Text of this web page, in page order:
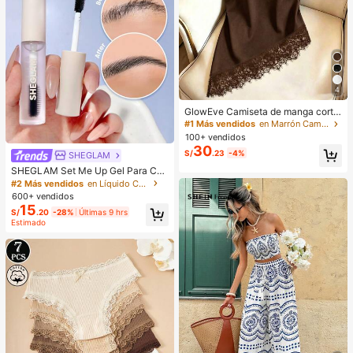
SHEGLAM
SHEGLAM Set Me Up Gel Para Cej
as Marca De Belleza CosméTica M
aquillaje Para Mujeres Y NiñAs
#2 Más vendidos
en Líquido Cejas
600+ vendidos
S/15.20 -28% Últimas 9 hrs
Estimado
4
GlowEve Camiseta de manga corta
de cuello redondo de unicolor casu
al versátil para uso diario para muje
r
#1 Más vendidos
en Marrón Camisetas básicas informales
100+ vendidos
S/30.23 -4%